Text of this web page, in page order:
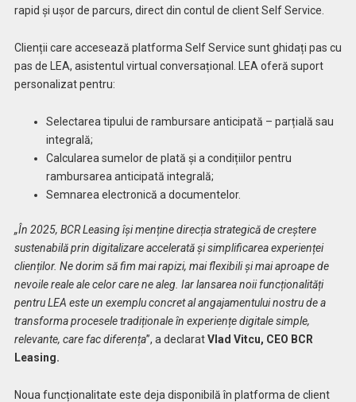
rapid și ușor de parcurs, direct din contul de client Self Service.
Clienții care accesează platforma Self Service sunt ghidați pas cu
pas de LEA, asistentul virtual conversațional. LEA oferă suport
personalizat pentru:
Selectarea tipului de rambursare anticipată – parțială sau
integrală;
Calcularea sumelor de plată și a condițiilor pentru
rambursarea anticipată integrală;
Semnarea electronică a documentelor.
„În 2025, BCR Leasing își menține direcția strategică de creștere
sustenabilă prin digitalizare accelerată și simplificarea experienței
clienților. Ne dorim să fim mai rapizi, mai flexibili și mai aproape de
nevoile reale ale celor care ne aleg. Iar lansarea noii funcționalități
pentru LEA este un exemplu concret al angajamentului nostru de a
transforma procesele tradiționale în experiențe digitale simple,
relevante, care fac diferența”, a declaratVlad Vitcu, CEO BCR
Leasing.
Noua funcționalitate este deja disponibilă în platforma de client